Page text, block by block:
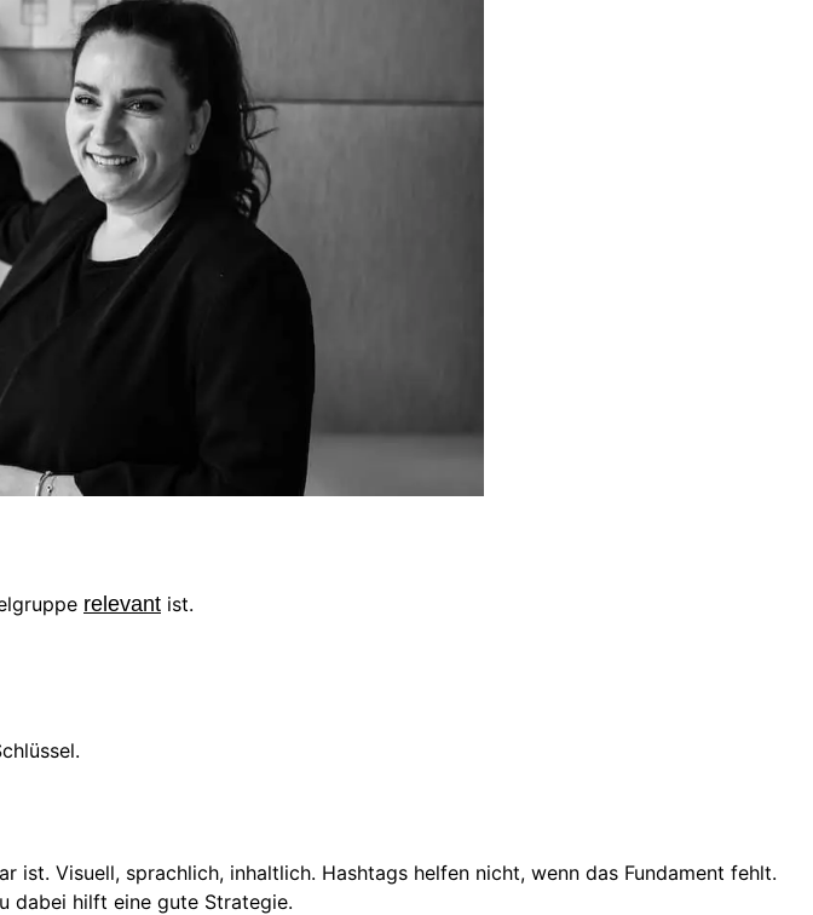
relevant ist.
Visuell, sprachlich, inhaltlich. Hashtags helfen nicht, wenn das Fundament fehlt.
dabei hilft eine gute Strategie.